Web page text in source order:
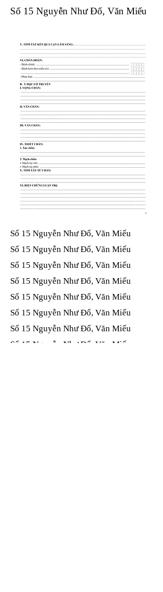
Số 15 Nguyễn Như Đổ, Văn Miếu​​​​
Số 15 Nguyễn Như Đổ, Văn Miếu​​​​
Số 15 Nguyễn Như Đổ, Văn Miếu​​​​
Số 15 Nguyễn Như Đổ, Văn Miếu​​​​
Số 15 Nguyễn Như Đổ, Văn Miếu​​​​
Số 15 Nguyễn Như Đổ, Văn Miếu​​​​
Số 15 Nguyễn Như Đổ, Văn Miếu​​​​
Số 15 Nguyễn Như Đổ, Văn Miếu​​​​
Số 15 Nguyễn Như Đổ, Văn Miếu​​​​